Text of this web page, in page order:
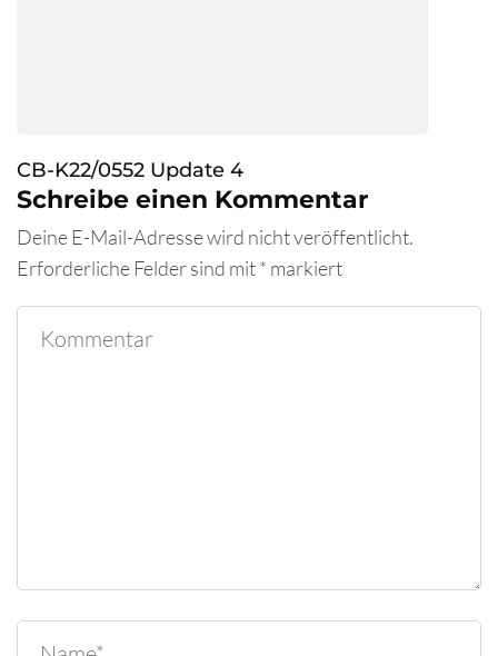
CB-K22/0552 Update 4
Schreibe einen Kommentar
Deine E-Mail-Adresse wird nicht veröffentlicht.
Erforderliche Felder sind mit* markiert